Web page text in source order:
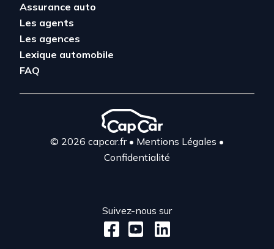
Assurance auto
Les agents
Les agences
Lexique automobile
FAQ
© 2026 capcar.fr• Mentions Légales •
Confidentialité
Suivez-nous sur